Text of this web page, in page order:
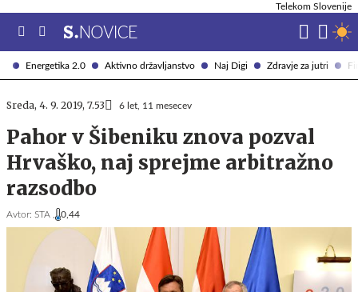
Energetika 2.0 Aktivno državljanstvo Naj Digi Zdravje za jutri
Telekom Slovenije
Sreda, 4. 9. 2019, 7.53 6 let, 11 mesecev
Pahor v Šibeniku znova pozval
Hrvaško, naj sprejme arbitražno
razsodbo
Avtor: STA , 0,44